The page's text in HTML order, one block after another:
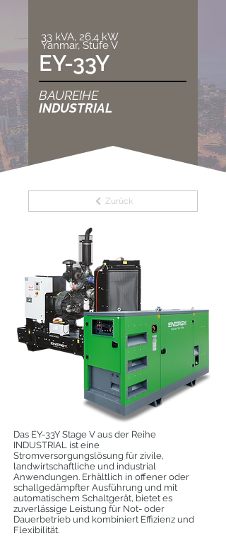
33 kVA, 26,4 kW
Yanmar, Stufe V
EY-33Y
BAUREIHE
INDUSTRIAL
Zurück
Das EY-33Y Stage V aus der Reihe
INDUSTRIAL ist eine
Stromversorgungslösung für zivile,
landwirtschaftliche und industrial
Anwendungen. Erhältlich in offener oder
schallgedämpfter Ausführung und mit
automatischem Schaltgerät, bietet es
zuverlässige Leistung für Not- oder
Dauerbetrieb und kombiniert Effizienz und
Flexibilität.